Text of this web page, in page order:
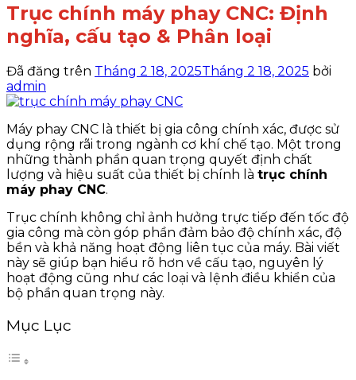
Trục chính máy phay CNC: Định
nghĩa, cấu tạo & Phân loại
Đã đăng trên Tháng 2 18, 2025Tháng 2 18, 2025 bởi
admin
Máy phay CNC là thiết bị gia công chính xác, được sử
dụng rộng rãi trong ngành cơ khí chế tạo. Một trong
những thành phần quan trọng quyết định chất
lượng và hiệu suất của thiết bị chính là trục chính
máy phay CNC.
Trục chính không chỉ ảnh hưởng trực tiếp đến tốc độ
gia công mà còn góp phần đảm bảo độ chính xác, độ
bền và khả năng hoạt động liên tục của máy. Bài viết
này sẽ giúp bạn hiểu rõ hơn về cấu tạo, nguyên lý
hoạt động cũng như các loại và lệnh điều khiển của
bộ phần quan trọng này.
Mục Lục